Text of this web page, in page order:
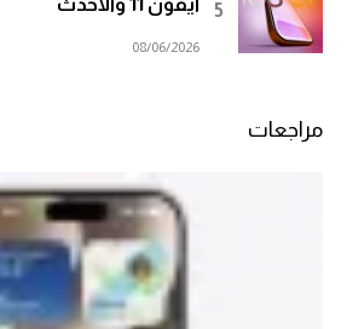
آيفون 11 والأحدث
08/06/2026
مراجعات